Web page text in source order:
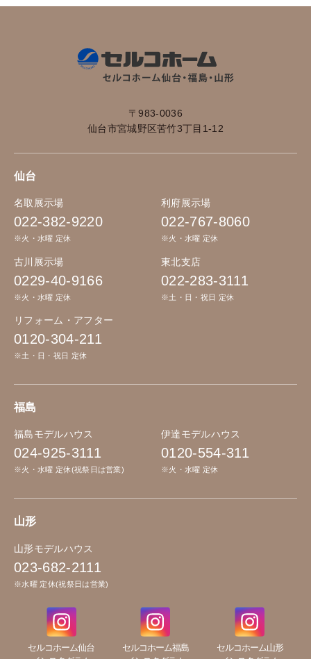
〒983-0036
仙台市宮城野区苦竹3丁目1-12
仙台
名取展示場
022-382-9220
※火・水曜 定休
利府展示場
022-767-8060
※火・水曜 定休
古川展示場
0229-40-9166
※火・水曜 定休
東北支店
022-283-3111
※土・日・祝日 定休
リフォーム・アフター
0120-304-211
※土・日・祝日 定休
福島
福島モデルハウス
024-925-3111
※火・水曜 定休(祝祭日は営業)
伊達モデルハウス
0120-554-311
※火・水曜 定休
山形
山形モデルハウス
023-682-2111
※水曜 定休(祝祭日は営業)
セルコホーム仙台
セルコホーム福島
セルコホーム山形